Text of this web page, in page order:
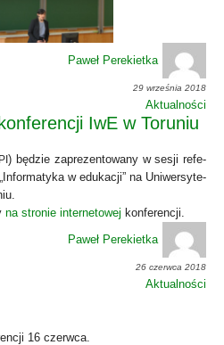
Paweł Perekietka
29 września 2018
Aktualności
IwE w Toruniu
) będzie zapre­zen­to­wa­ny w sesji refe­
w edu­ka­cji” na Uni­wer­sy­te­
na stro­nie inter­ne­to­wej kon­fe­ren­cji.
Paweł Perekietka
26 czerwca 2018
Aktualności
16 czerw­ca.